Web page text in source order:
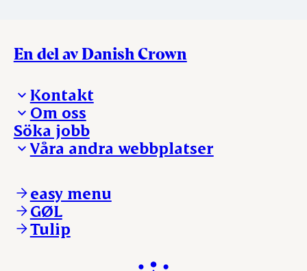
En del av Danish Crown
Kontakt
Presskontakt – För dig som är journalist
Reklamation
Visselblåsning
Om oss
Vi tar ledningen
Våra ställen
Söka jobb
Våra andra webbplatser
ESS-FOOD.com
KLS.se
nordicspoor.com
easy menu
GØL
Tulip